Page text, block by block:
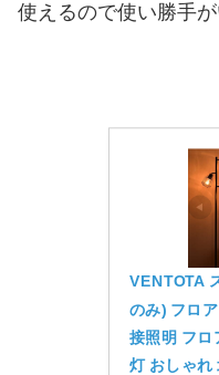
使えるので使い勝手が
VENTOTA
のみ) フロ
接照明 フロ
灯 おしゃれ